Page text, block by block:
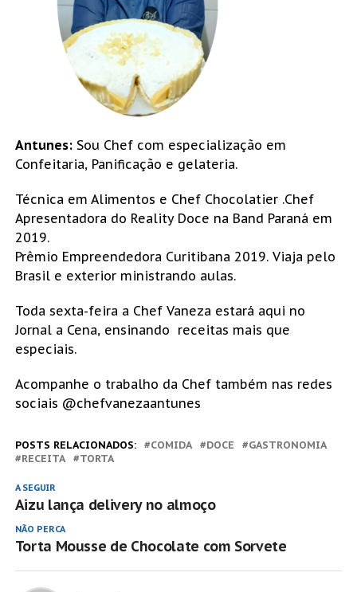
Antunes:Sou Chef com especialização em
Confeitaria, Panificação e gelateria.
Técnica em Alimentos e Chef Chocolatier .Chef
Apresentadora do Reality Doce na Band Paraná em
2019.
Prêmio Empreendedora Curitibana 2019. Viaja pelo
Brasil e exterior ministrando aulas.
Toda sexta-feira a Chef Vaneza estará aqui no
Jornal a Cena, ensinando receitas mais que
especiais.
Acompanhe o trabalho da Chef também nas redes
sociais @chefvanezaantunes
POSTS RELACIONADOS: COMIDA DOCE
GASTRONOMIA
RECEITA
TORTA
A SEGUIR
Aizu lança delivery no almoço
NÃO PERCA
Torta Mousse de Chocolate com Sorvete